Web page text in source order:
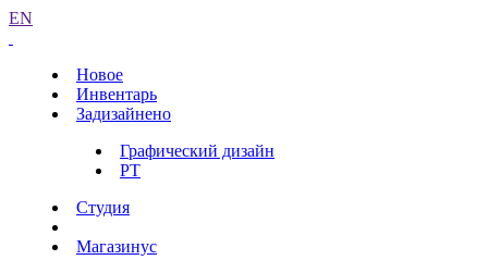
EN
Новое
Инвентарь
Задизайнено
Графический дизайн
РТ
Студия
Магазинус